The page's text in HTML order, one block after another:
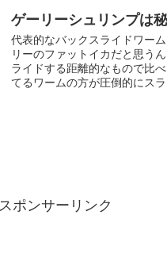
ゲーリーシュリンプは
代表的なバックスライドワー
リーのファットイカだと思う
ライドする距離的なもので比
てるワームの方が圧倒的にス
スポンサーリンク